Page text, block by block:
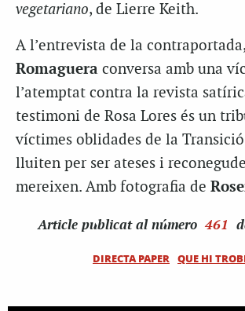
vegetariano, de Lierre Keith.
A l’entrevista de la contraportada,
Romaguera conversa amb una
l’atemptat contra la revista
testimoni de Rosa Lores és un
víctimes oblidades de la
lluiten per ser ateses i
mereixen. Amb fotografia de
Article publicat al número 461
DIRECTA PAPER QUE HI